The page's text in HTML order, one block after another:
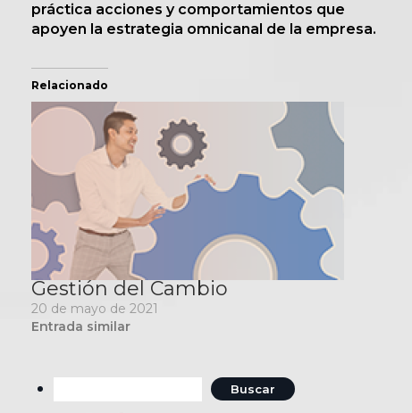
práctica acciones y comportamientos que
apoyen la estrategia omnicanal de la empresa.
Relacionado
Gestión del Cambio
20 de mayo de 2021
Entrada similar